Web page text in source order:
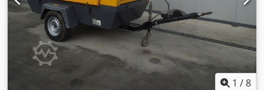
1 /8